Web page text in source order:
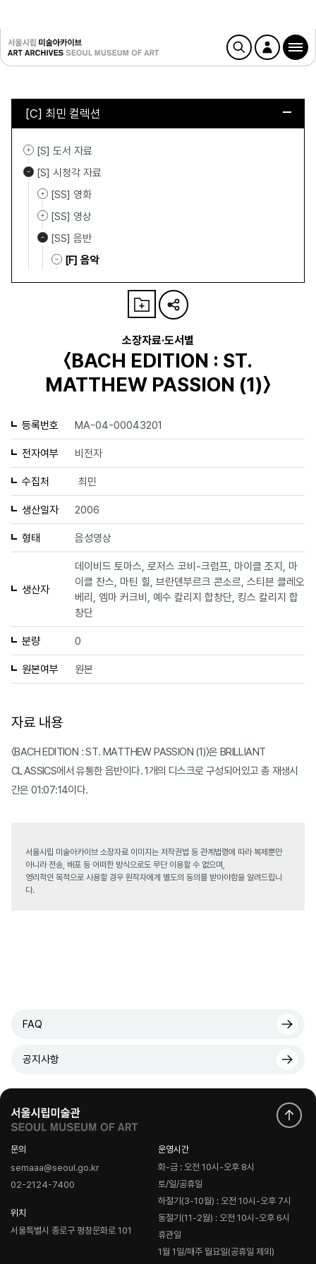
[C] 최민 컬렉션
[S] 도서 자료
[S] 시청각 자료
[SS] 영화
[SS] 영상
[SS] 음반
[F] 음악
소장자료·도서별
〈BACH EDITION : ST.
MATTHEW PASSION (1)〉
등록번호 MA-04-00043201
전자여부 비전자
수집처 최민
생산일자 2006
형태 음성영상
생산자
데이비드 토마스, 로저스 코비-크럼프, 마이클 조지, 마
이클 찬스, 마틴 힐, 브란덴부르크 콘소르, 스티븐 클레오
베리, 엠마 커크비, 예수 칼리지 합창단, 킹스 칼리지 합
창단
분량 0
원본여부 원본
자료 내용
〈BACH EDITION : ST. MATTHEW PASSION (1)〉은 BRILLIANT
CLASSICS에서 유통한 음반이다. 1개의 디스크로 구성되어있고 총 재생시
간은 01:07:14이다.
서울시립 미술아카이브 소장자료 이미지는 저작권법 등 관계법령에 따라 복제뿐만
아니라 전송, 배포 등 어떠한 방식으로도 무단 이용할 수 없으며,
영리적인 목적으로 사용할 경우 원작자에게 별도의 동의를 받아야함을 알려드립니
다.
FAQ
공지사항
문의
semaaa@seoul.go.kr
02-2124-7400
위치
서울특별시 종로구 평창문화로 101
운영시간
화-금 : 오전 10시-오후 8시
토/일/공휴일
하절기(3-10월) : 오전 10시-오후 7시
동절기(11-2월) : 오전 10시-오후 6시
휴관일
1월 1일/매주 월요일(공휴일 제외)